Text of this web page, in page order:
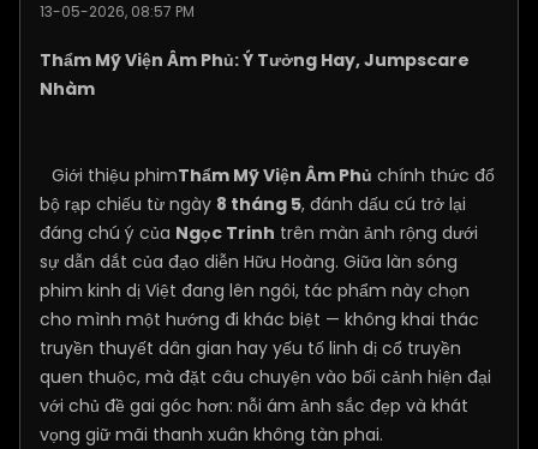
13-05-2026, 08:57 PM
Thẩm Mỹ Viện Âm Phủ: Ý Tưởng Hay, Jumpscare
Nhàm
Giới thiệu phimThẩm Mỹ Viện Âm Phủ chính thức đổ
bộ rạp chiếu từ ngày 8 tháng 5, đánh dấu cú trở lại
đáng chú ý của Ngọc Trinh trên màn ảnh rộng dưới
sự dẫn dắt của đạo diễn Hữu Hoàng. Giữa làn sóng
phim kinh dị Việt đang lên ngôi, tác phẩm này chọn
cho mình một hướng đi khác biệt — không khai thác
truyền thuyết dân gian hay yếu tố linh dị cổ truyền
quen thuộc, mà đặt câu chuyện vào bối cảnh hiện đại
với chủ đề gai góc hơn: nỗi ám ảnh sắc đẹp và khát
vọng giữ mãi thanh xuân không tàn phai.